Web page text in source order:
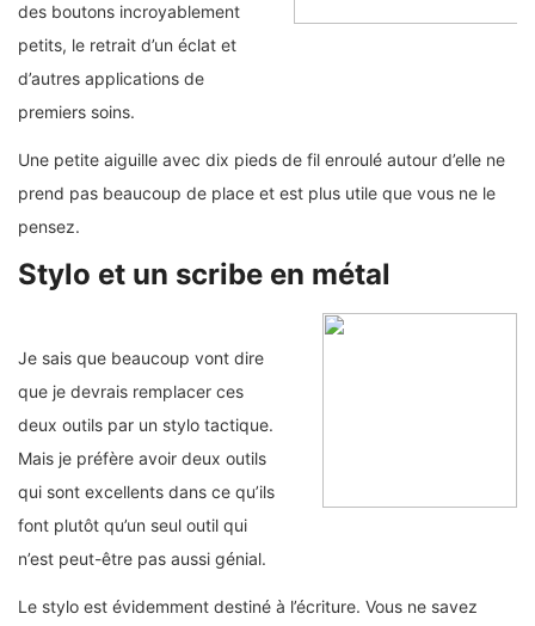
des boutons incroyablement
petits, le retrait d’un éclat et
d’autres applications de
premiers soins.
Une petite aiguille avec dix pieds de fil enroulé autour d’elle ne
prend pas beaucoup de place et est plus utile que vous ne le
pensez.
Stylo et un scribe en métal
Je sais que beaucoup vont dire
que je devrais remplacer ces
deux outils par un stylo tactique.
Mais je préfère avoir deux outils
qui sont excellents dans ce qu’ils
font plutôt qu’un seul outil qui
n’est peut-être pas aussi génial.
Le stylo est évidemment destiné à l’écriture. Vous ne savez